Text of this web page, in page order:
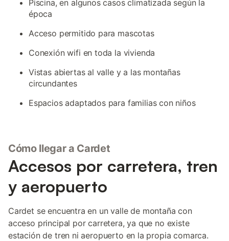
Piscina, en algunos casos climatizada según la
época
Acceso permitido para mascotas
Conexión wifi en toda la vivienda
Vistas abiertas al valle y a las montañas
circundantes
Espacios adaptados para familias con niños
Cómo llegar a Cardet
Accesos por carretera, tren
y aeropuerto
Cardet se encuentra en un valle de montaña con
acceso principal por carretera, ya que no existe
estación de tren ni aeropuerto en la propia comarca.